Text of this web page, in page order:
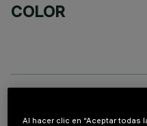
COLOR
Al hacer clic en “Aceptar todas